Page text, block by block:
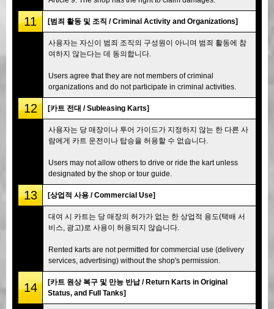
11 [범죄 활동 및 조직 / Criminal Activity and Organizations]
사용자는 자신이 범죄 조직의 구성원이 아니며 범죄 활동에 참
여하지 않는다는 데 동의합니다.
Users agree that they are not members of criminal
organizations and do not participate in criminal activities.
12 [카트 전대 / Subleasing Karts]
사용자는 당 매장이나 투어 가이드가 지정하지 않는 한 다른 사
람에게 카트 운전이나 탑승을 허용할 수 없습니다.
Users may not allow others to drive or ride the kart unless
designated by the shop or tour guide.
13 [상업적 사용 / Commercial Use]
대여 시 카트는 당 매장의 허가가 없는 한 상업적 용도(택배 서
비스, 광고)로 사용이 허용되지 않습니다.
Rented karts are not permitted for commercial use (delivery
services, advertising) without the shop's permission.
14
[카트 원상 복구 및 만능 반납 / Return Karts in Original
Status, and Full Tanks]